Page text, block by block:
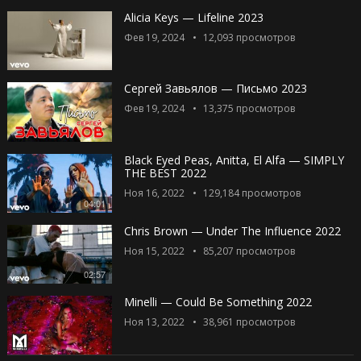
Alicia Keys — Lifeline 2023
Фев 19, 2024 12,093 просмотров
Сергей Завьялов — Письмо 2023
Фев 19, 2024 13,375 просмотров
04:01
Black Eyed Peas, Anitta, El Alfa — SIMPLY
THE BEST 2022
Ноя 16, 2022 129,184просмотров
02:57
Chris Brown — Under The Influence 2022
Ноя 15, 2022 85,207 просмотров
Minelli — Could Be Something 2022
Ноя 13, 2022 38,961 просмотров